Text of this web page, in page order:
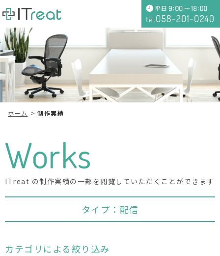
ホーム 制作実績
Works
ITreat の制作実績の一部を閲覧していただくことができます
タイプ：配信
カテゴリによる絞り込み